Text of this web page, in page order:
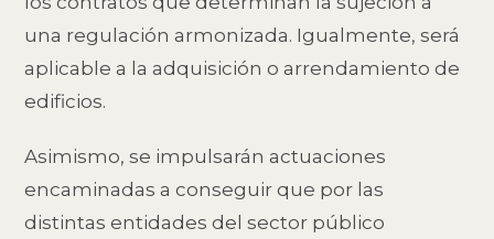
una regulación armonizada. Igualmente, será
aplicable a la adquisición o arrendamiento de
edificios.
Asimismo, se impulsarán actuaciones
encaminadas a conseguir que por las
distintas entidades del sector público